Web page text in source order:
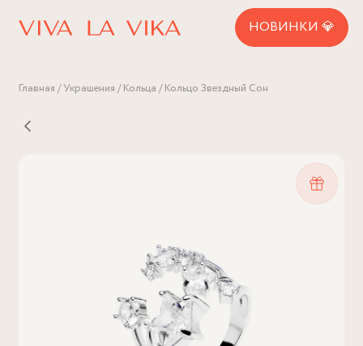
НОВИНКИ 💎
Главная Украшения Кольца Кольцо Звездный Сон